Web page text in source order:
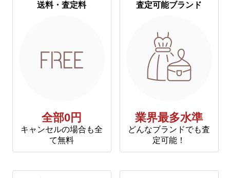
送料・査定料
全部0円
キャンセルの場合も全
て無料
査定可能ブランド
業界最多水準
どんなブランドでも査
定可能！